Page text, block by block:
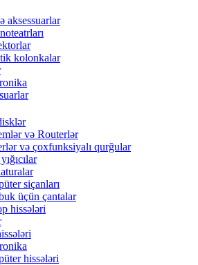
aksessuarlar
kolonkalar
və Routerlər
və çoxfunksiyalı qurğular
siçanları
üçün çantalar
hissələri
hissələri